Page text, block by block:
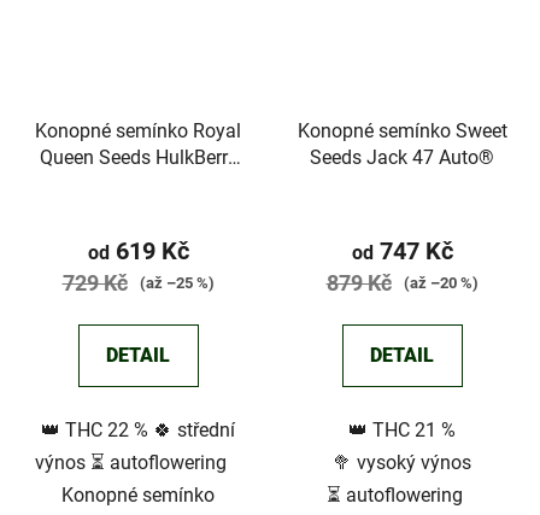
Konopné semínko Royal
Queen Seeds HulkBerry
od619 Kč
729 Kč (až –25 %)
DETAIL
👑 THC 22 % 🍀 střední
výnos ⏳ autoflowering
Konopné semínko
Konopné semínko Sweet
Seeds Jack 47 Auto®
od747 Kč
879 Kč (až –20 %)
DETAIL
👑 THC 21 %
🥦 vysoký výnos
⏳ autoflowering